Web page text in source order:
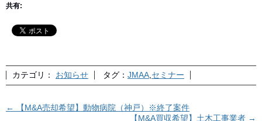
共有:
カテゴリ： お知らせ タグ： JMAA,セミナー
←
【M&A売却希望】動物病院（神戸）※終了案件
【M&A買収希望】土木工事業者 →